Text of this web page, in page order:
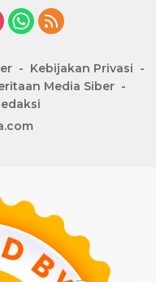
Kebijakan Privasi
Media Siber